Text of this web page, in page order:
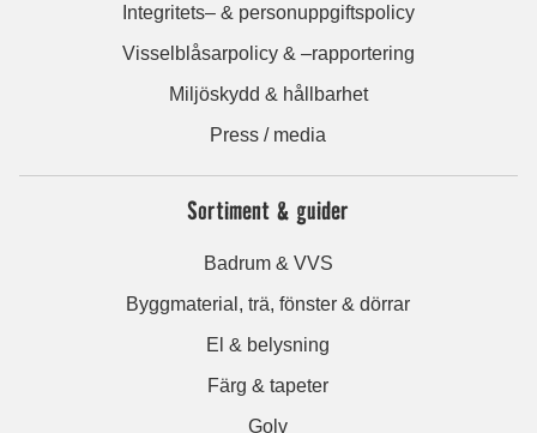
Integritets– & personuppgiftspolicy
Visselblåsarpolicy & –rapportering
Miljöskydd & hållbarhet
Press / media
Sortiment & guider
Badrum & VVS
Byggmaterial, trä, fönster & dörrar
El & belysning
Färg & tapeter
Golv